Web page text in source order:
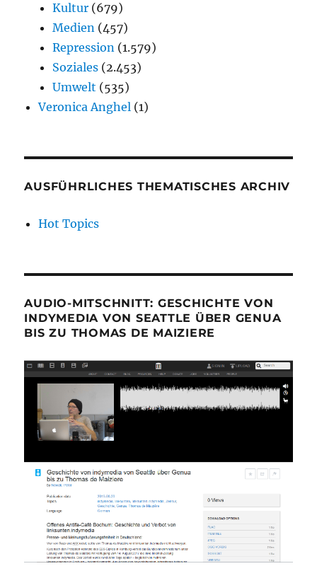
Kultur (679)
Medien (457)
Repression (1.579)
Soziales (2.453)
Umwelt (535)
Veronica Anghel (1)
AUSFÜHRLICHES THEMATISCHES ARCHIV
Hot Topics
AUDIO-MITSCHNITT: GESCHICHTE VON
INDYMEDIA VON SEATTLE ÜBER GENUA
BIS ZU THOMAS DE MAIZIERE